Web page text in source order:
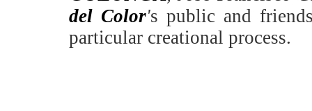
del Color's public and
particular creational process.